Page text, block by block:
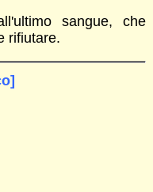
sangue, che
rifiutare.